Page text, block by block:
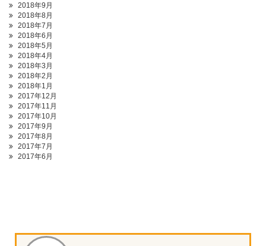
2018年9月
2018年8月
2018年7月
2018年6月
2018年5月
2018年4月
2018年3月
2018年2月
2018年1月
2017年12月
2017年11月
2017年10月
2017年9月
2017年8月
2017年7月
2017年6月